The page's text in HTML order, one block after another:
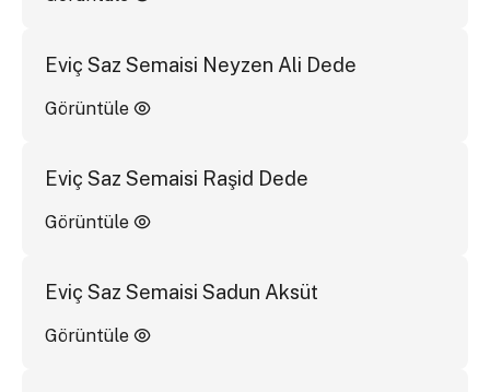
Eviç Saz Semaisi Neyzen Ali Dede
Görüntüle
Eviç Saz Semaisi Raşid Dede
Görüntüle
Eviç Saz Semaisi Sadun Aksüt
Görüntüle